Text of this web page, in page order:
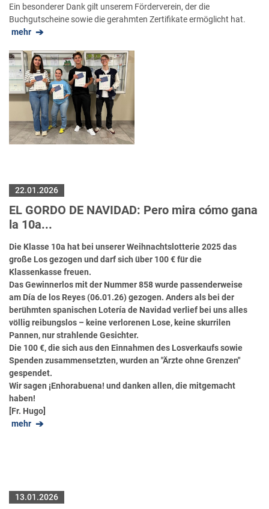
Ein besonderer Dank gilt unserem Förderverein, der die
Buchgutscheine sowie die gerahmten Zertifikate ermöglicht hat.
mehr
22.01.2026
EL GORDO DE NAVIDAD: Pero mira cómo gana
la 10a...
Die Klasse 10a hat bei unserer Weihnachtslotterie 2025 das
große Los gezogen und darf sich über 100 € für die
Klassenkasse freuen.
Das Gewinnerlos mit der Nummer 858 wurde passenderweise
am Día de los Reyes (06.01.26) gezogen. Anders als bei der
berühmten spanischen Lotería de Navidad verlief bei uns alles
völlig reibungslos – keine verlorenen Lose, keine skurrilen
Pannen, nur strahlende Gesichter.
Die 100 €, die sich aus den Einnahmen des Losverkaufs sowie
Spenden zusammensetzten, wurden an "Ärzte ohne Grenzen"
gespendet.
Wir sagen ¡Enhorabuena! und danken allen, die mitgemacht
haben!
[Fr. Hugo]
mehr
13.01.2026